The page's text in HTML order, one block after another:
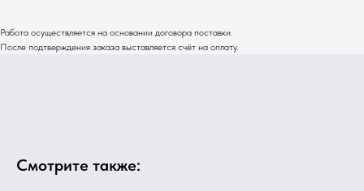
Работа осуществляется на основании договора поставки.
После подтверждения заказа выставляется счёт на оплату.
Смотрите также: